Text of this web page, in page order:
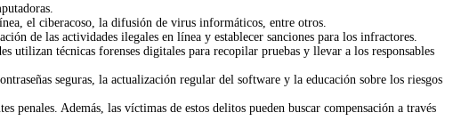
el ciberacoso, la difusión de virus informáticos, entre otros.
de las actividades ilegales en línea y establecer sanciones para los infractores.
utilizan técnicas forenses digitales para recopilar pruebas y llevar a los responsables
seguras, la actualización regular del software y la educación sobre los riesgos
penales. Además, las víctimas de estos delitos pueden buscar compensación a través